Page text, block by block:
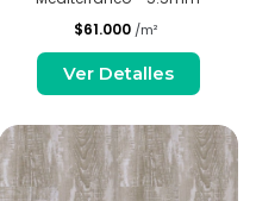
$61.000 /m²
Ver Detalles